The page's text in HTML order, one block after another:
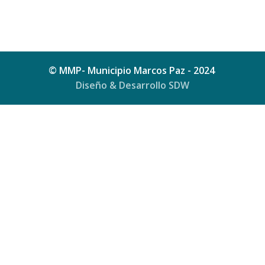
© MMP- Municipio Marcos Paz - 2024
Diseño & Desarrollo SDW